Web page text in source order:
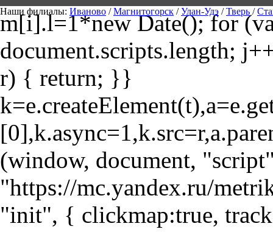
Наши филиалы: Иваново /Магнитогорск /Улан-Удэ /Тверь /
m[i].l=1*new Date(); for
document.scripts.length;
r) { return; }}
(window, document,
"https://mc.yandex.ru/
"init", { clickmap:true,